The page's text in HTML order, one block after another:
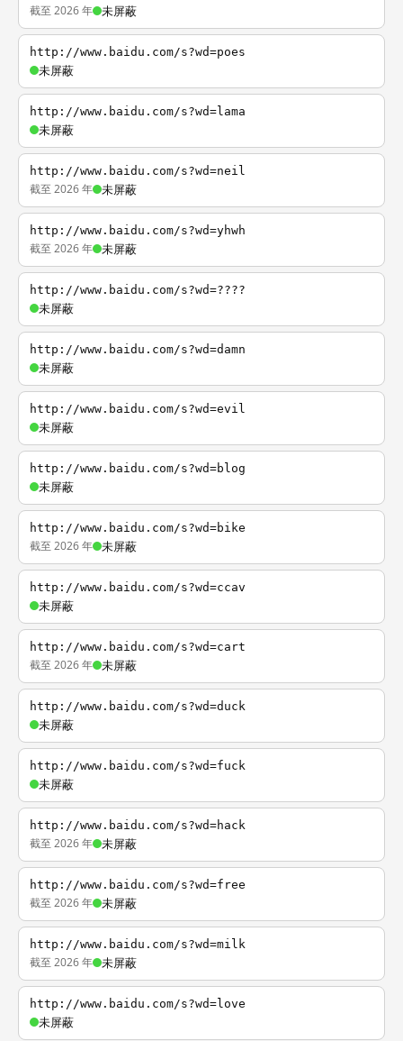
截至 2026 年 未屏蔽
http://www.baidu.com/s?wd=poes
未屏蔽
http://www.baidu.com/s?wd=lama
未屏蔽
http://www.baidu.com/s?wd=neil
截至 2026 年 未屏蔽
http://www.baidu.com/s?wd=yhwh
截至 2026 年 未屏蔽
http://www.baidu.com/s?wd=????
未屏蔽
http://www.baidu.com/s?wd=damn
未屏蔽
http://www.baidu.com/s?wd=evil
未屏蔽
http://www.baidu.com/s?wd=blog
未屏蔽
http://www.baidu.com/s?wd=bike
截至 2026 年 未屏蔽
http://www.baidu.com/s?wd=ccav
未屏蔽
http://www.baidu.com/s?wd=cart
截至 2026 年 未屏蔽
http://www.baidu.com/s?wd=duck
未屏蔽
http://www.baidu.com/s?wd=fuck
未屏蔽
http://www.baidu.com/s?wd=hack
截至 2026 年 未屏蔽
http://www.baidu.com/s?wd=free
截至 2026 年 未屏蔽
http://www.baidu.com/s?wd=milk
截至 2026 年 未屏蔽
http://www.baidu.com/s?wd=love
未屏蔽